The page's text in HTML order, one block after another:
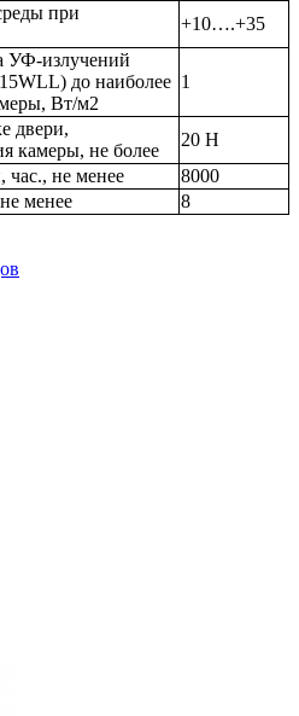
при
+10….+35
УФ-излучений
до наиболее
Вт/м2
1
двери,
камеры, не более
20 Н
не менее
8000
менее
8